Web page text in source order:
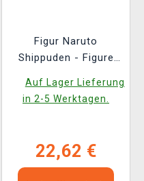
Figur Naruto
Shippuden - Figure
Auswahl)
Auf Lager Lieferung
in 2-5 Werktagen.
22,62 €